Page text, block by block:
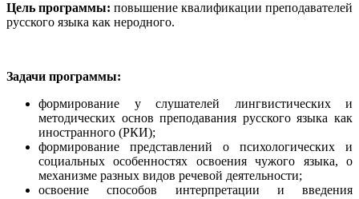
Цель программы: повышение квалификации преподавателей
русского языка как неродного.
Задачи программы:
формирование у слушателей лингвистических и
методических основ преподавания русского языка как
иностранного (РКИ);
формирование представлений о психологических и
социальных особенностях освоения чужого языка, о
механизме разных видов речевой деятельности;
освоение способов интерпретации и введения